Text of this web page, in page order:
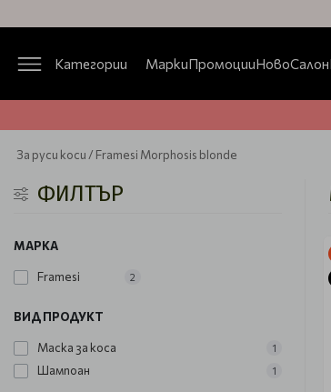
Категории МаркиПромоцииНовоСалон
За руси коси / Framesi Morphosis blonde
ФИЛТЪР
МАРКА
Framesi 2
ВИД ПРОДУКТ
Маска за коса 1
Шампоан 1